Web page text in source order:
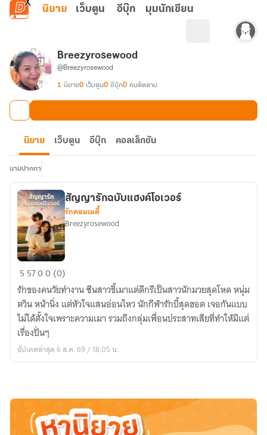
ข้ามไปยังเนื้อหาหลัก
นิยาย เว็บตูน อีบุ๊ก มุมนักเขียน
Breezyrosewood
@Breezyrosewood
1 นิยาย0 เว็บตูน0 อีบุ๊ก0 คนติดตาม
นิยาย เว็บตูน อีบุ๊ก คอลเล็กชัน
นามปากกา
สัญญา
รัก
ฉบับ
แฮงค์
โอเวอร์
สัญญารักฉบับแฮงค์โอเวอร์
รักคอมเมดี้
Breezyrosewood
5 5700 (0)
รักของคนวัยทำงาน ซีนสาวขี้เมาแต่ดีกรีเป็นสาวนักมวยสุดโหด หนุ่ม
ตวิน หน้านิ่ง แต่หัวใจแสนอ่อนไหว นักกีฬารักบี้สุดฮอต เจอกันแบบ
ไม่ได้ตั้งใจเพราะความเมา รวมถึงกลุ่มเพื่อนประสาทเสียที่ทำให้มีแต่
เรื่องปั่นๆ
อัปเดตล่าสุด 6 ส.ค. 69 / 18:05 น.